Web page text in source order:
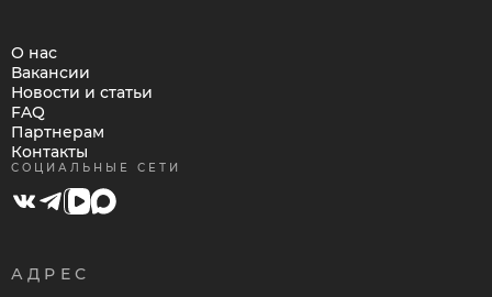
О нас
Вакансии
Новости и статьи
FAQ
Партнерам
Контакты
СОЦИАЛЬНЫЕ СЕТИ
АДРЕС